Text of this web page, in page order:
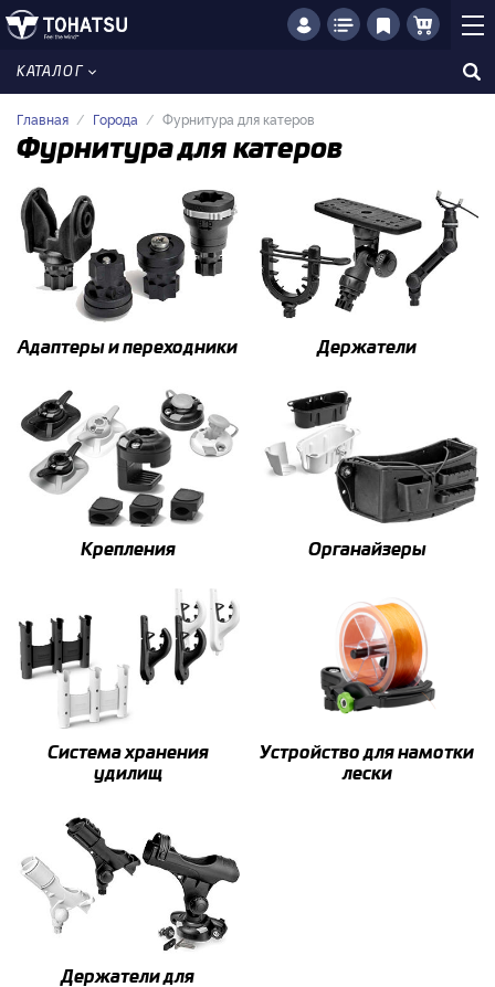
КАТАЛОГ
Главная Города Фурнитура для катеров
Фурнитура для катеров
Адаптеры и переходники Держатели
Крепления Органайзеры
Система хранения
удилищ
Устройство для намотки
лески
Держатели для